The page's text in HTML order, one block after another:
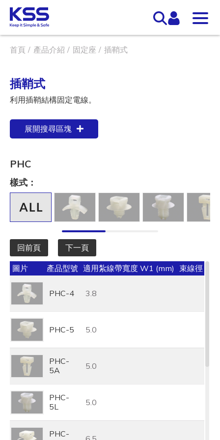
首頁 產品介紹 固定座 插鞘式
插鞘式
利用插鞘結構固定電線。
展開搜尋區塊
PHC
樣式：
回前頁 下一頁
圖片 產品型號 適用紮線帶寬度 W1 (mm) 束線徑
PHC-4 3.8
PHC-5 5.0
PHC-
5A
5.0
PHC-
5L
5.0
PHC-